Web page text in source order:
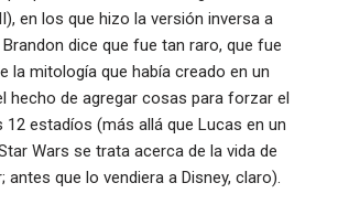
en los que hizo la versión inversa a
dice que fue tan raro, que fue
la mitología que había creado en un
hecho de agregar cosas para forzar el
12 estadíos (más allá que Lucas en un
Wars se trata acerca de la vida de
antes que lo vendiera a Disney, claro).